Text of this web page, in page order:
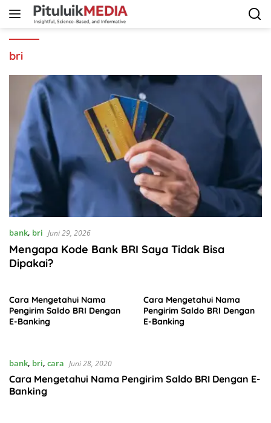
Langsung
bri
bank, bri Juni 29, 2026
Mengapa Kode Bank BRI Saya Tidak Bisa
Dipakai?
Cara Mengetahui Nama
Pengirim Saldo BRI Dengan
E-Banking
Cara Mengetahui Nama
Pengirim Saldo BRI Dengan
E-Banking
bank, bri, cara Juni 28, 2020
Cara Mengetahui Nama Pengirim Saldo BRI Dengan E-
Banking